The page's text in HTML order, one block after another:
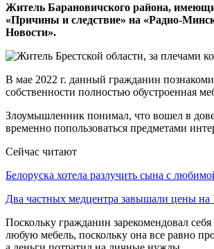
Житель Барановичского района,
«Причины и следствие» на «Радио-
Новости».
В мае 2022 г. данный гражданин
собственности полностью обустроенная
Злоумышленник понимал, что вошел в
временно попользоваться предметами
Сейчас читают
Белоруска хотела разлучить сына с
Два частных медцентра завышали цены
Поскольку гражданин зарекомендовал
любую мебель, поскольку она все равно